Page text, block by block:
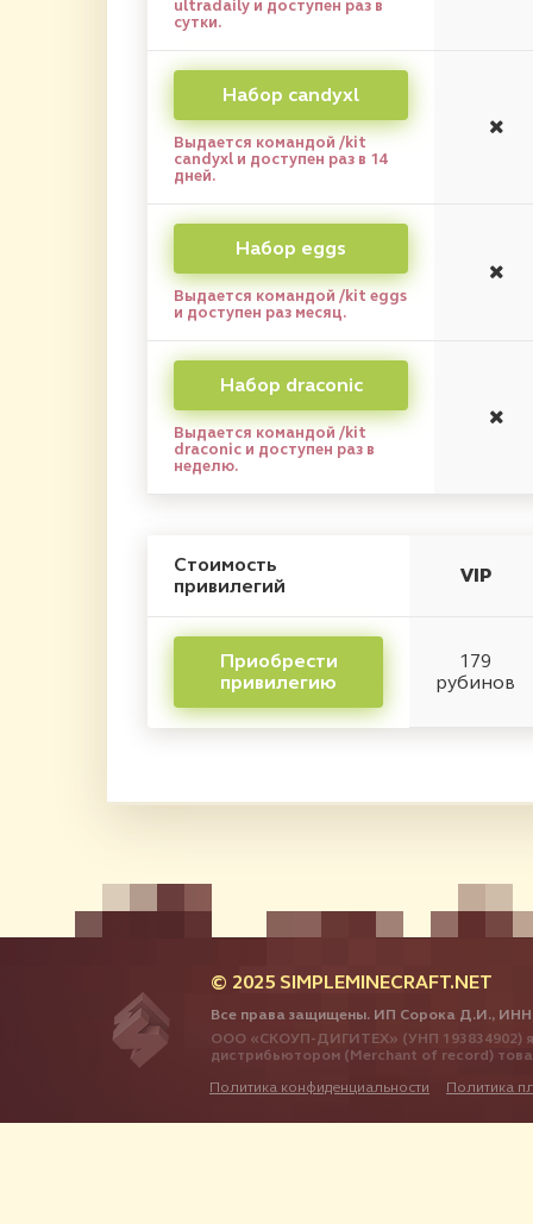
ultradaily и доступен раз в
сутки.
Набор candyxl
Выдается командой /kit
candyxl и доступен раз в 14
дней.
Набор eggs
Выдается командой /kit eggs
и доступен раз месяц.
Набор draconic
Выдается командой /kit
draconic и доступен раз в
неделю.
Стоимость
привилегий
VIP
Приобрести
привилегию
179
рубинов
© 2025 SIMPLEMINECRAFT.NET
Все права защищены. ИП Сорока Д.И., ИНН
ООО «СКОУП-ДИГИТЕХ» (УНП 193834902)
дистрибьютором (Merchant of record)
Политика конфиденциальности Политика